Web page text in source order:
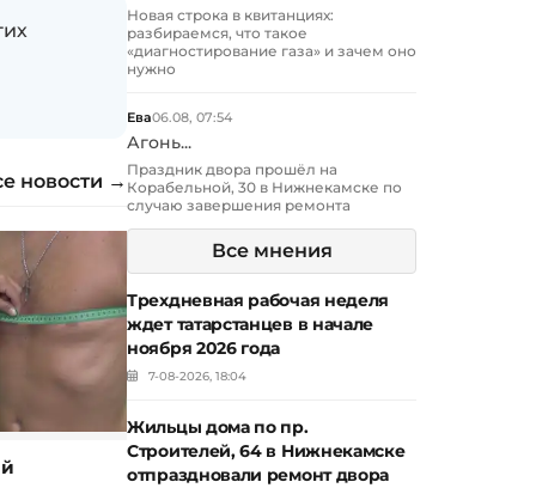
новости →
Новая строка в квитанциях:
разбираемся, что такое
«диагностирование газа» и зачем оно
нужно
Ева06.08, 07:54
Агонь...
Праздник двора прошёл на
Корабельной, 30 в Нижнекамске по
случаю завершения ремонта
Все мнения
Трехдневная рабочая неделя
ждет татарстанцев в начале
ноября 2026 года
7-08-2026, 18:04
Жильцы дома по пр.
Строителей, 64 в Нижнекамске
отпраздновали ремонт двора